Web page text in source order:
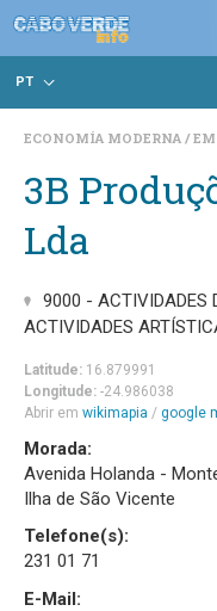
PT
ECONOMÍA MODERNA
3B
Lda
9000 - ACTIVIDADES
ACTIVIDADES
Latitude: 16.879991
Longitude: -24.986038
Abrir em wikimapia / google
Morada:
Avenida Holanda -
Ilha de São Vicente
Telefone(s):
231 01 71
E-Mail: